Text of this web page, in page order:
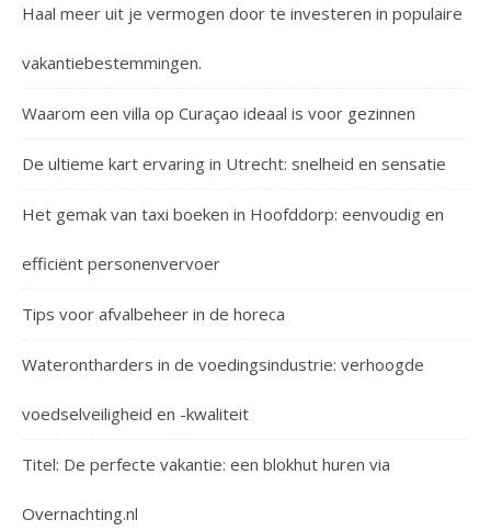
Haal meer uit je vermogen door te investeren in populaire
vakantiebestemmingen.
Waarom een villa op Curaçao ideaal is voor gezinnen
De ultieme kart ervaring in Utrecht: snelheid en sensatie
Het gemak van taxi boeken in Hoofddorp: eenvoudig en
efficiënt personenvervoer
Tips voor afvalbeheer in de horeca
Waterontharders in de voedingsindustrie: verhoogde
voedselveiligheid en -kwaliteit
Titel: De perfecte vakantie: een blokhut huren via
Overnachting.nl